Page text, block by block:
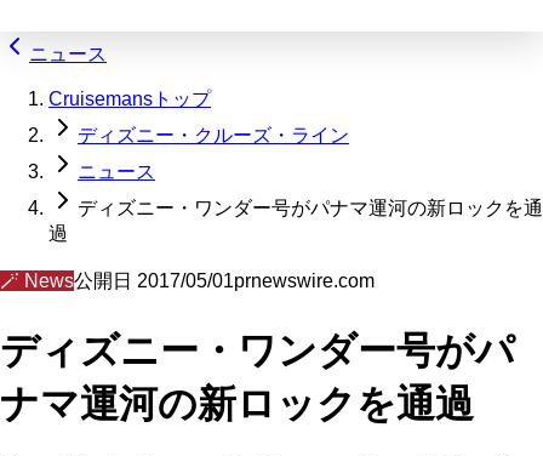
ニュース
Cruisemansトップ
ディズニー・クルーズ・ライン
ニュース
ディズニー・ワンダー号がパナマ運河の新ロックを通
過
🪄 News公開日 2017/05/01prnewswire.com
ディズニー・ワンダー号がパ
ナマ運河の新ロックを通過